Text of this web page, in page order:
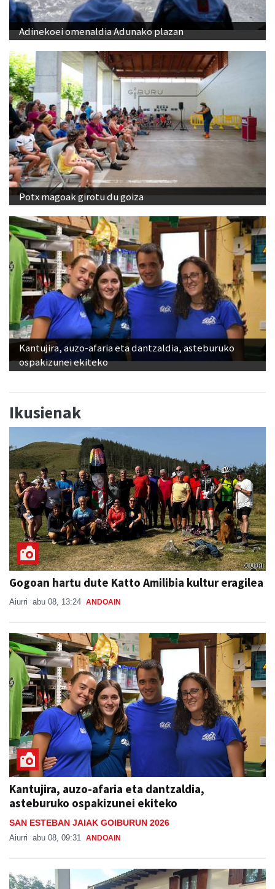
Adinekoei omenaldia Adunako plazan
Potx magoak girotu du goiza
Kantujira, auzo-afaria eta dantzaldia, asteburuko
ospakizunei ekiteko
Ikusienak
Gogoan hartu dute Katto Amilibia kultur eragilea
Aiurri abu 08, 13:24 ANDOAIN
Kantujira, auzo-afaria eta dantzaldia,
asteburuko ospakizunei ekiteko
SAN ESTEBAN JAIAK GOIBURUN 2026
Aiurri abu 08, 09:31 ANDOAIN